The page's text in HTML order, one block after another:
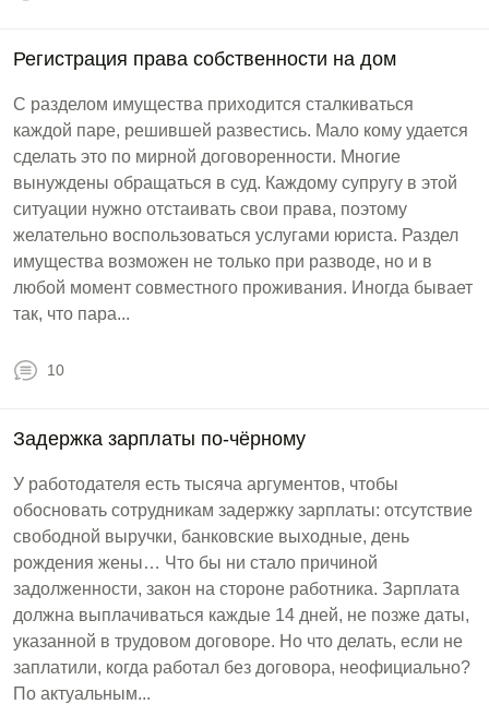
Регистрация права собственности на дом
С разделом имущества приходится сталкиваться
каждой паре, решившей развестись. Мало кому удается
сделать это по мирной договоренности. Многие
вынуждены обращаться в суд. Каждому супругу в этой
ситуации нужно отстаивать свои права, поэтому
желательно воспользоваться услугами юриста. Раздел
имущества возможен не только при разводе, но и в
любой момент совместного проживания. Иногда бывает
так, что пара...
10
Задержка зарплаты по-чёрному
У работодателя есть тысяча аргументов, чтобы
обосновать сотрудникам задержку зарплаты: отсутствие
свободной выручки, банковские выходные, день
рождения жены… Что бы ни стало причиной
задолженности, закон на стороне работника. Зарплата
должна выплачиваться каждые 14 дней, не позже даты,
указанной в трудовом договоре. Но что делать, если не
заплатили, когда работал без договора, неофициально?
По актуальным...